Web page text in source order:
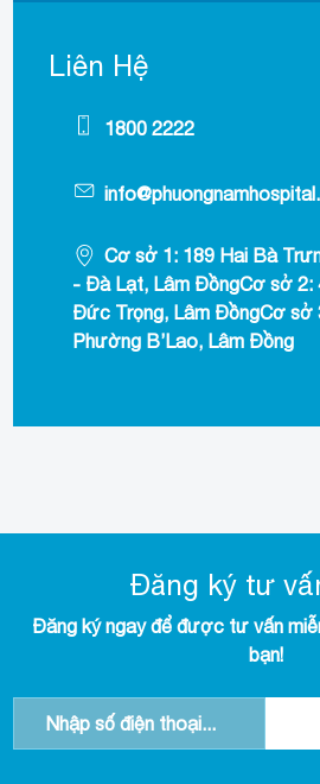
Liên Hệ
1800 2222
Cơ sở 1: 189 Hai Bà
- Đà Lạt, Lâm ĐồngCơ sở 2:
Đức Trọng, Lâm ĐồngCơ sở
Phường B’Lao, Lâm Đồng
Đăng ký tư
Đăng ký ngay để được tư vấn
bạn!